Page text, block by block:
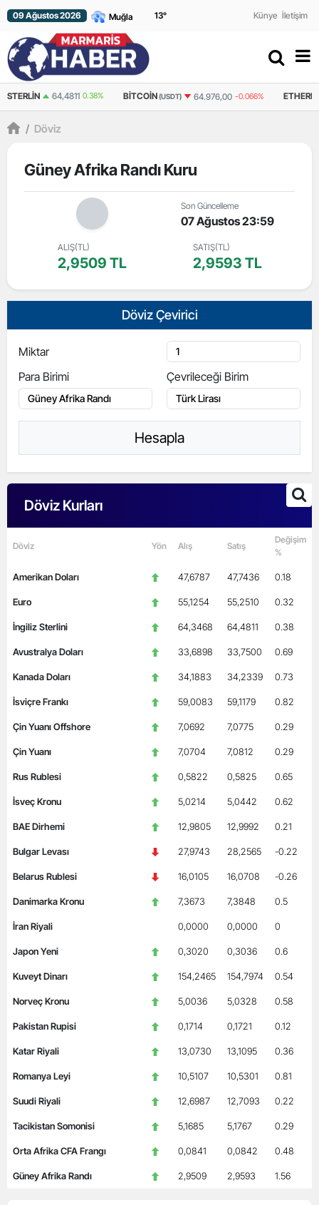
09 Ağustos 2026 13° Künye İletişim
BITCOIN(USDT) 64.976,00 -0.066% ETHEREUM(USDT) 1.920,69 -0.056%
/ Döviz
Güney Afrika Randı Kuru
Son Güncelleme
07 Ağustos 23:59
ALIŞ(TL)
2,9509 TL
SATIŞ(TL)
2,9593 TL
Döviz Çevirici
Miktar
Para Birimi
Çevrileceği Birim
Hesapla
Döviz Kurları
Döviz Yön Alış Satış
Değişim
%
Amerikan Doları 47,6787 47,7436 0.18
Euro 55,1254 55,2510 0.32
İngiliz Sterlini 64,3468 64,4811 0.38
Avustralya Doları 33,6898 33,7500 0.69
Kanada Doları 34,1883 34,2339 0.73
İsviçre Frankı 59,0083 59,1179 0.82
Çin Yuanı Offshore 7,0692 7,0775 0.29
Çin Yuanı 7,0704 7,0812 0.29
Rus Rublesi 0,5822 0,5825 0.65
İsveç Kronu 5,0214 5,0442 0.62
BAE Dirhemi 12,9805 12,9992 0.21
Bulgar Levası 27,9743 28,2565 -0.22
Belarus Rublesi 16,0105 16,0708 -0.26
Danimarka Kronu 7,3673 7,3848 0.5
İran Riyali 0,0000 0,0000 0
Japon Yeni 0,3020 0,3036 0.6
Kuveyt Dinarı 154,2465 154,7974 0.54
Norveç Kronu 5,0036 5,0328 0.58
Pakistan Rupisi 0,1714 0,1721 0.12
Katar Riyali 13,0730 13,1095 0.36
Romanya Leyi 10,5107 10,5301 0.81
Suudi Riyali 12,6987 12,7093 0.22
Tacikistan Somonisi 5,1685 5,1767 0.29
Orta Afrika CFA Frangı 0,0841 0,0842 0.48
Güney Afrika Randı 2,9509 2,9593 1.56